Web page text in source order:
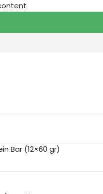
Bar (12×60 gr)